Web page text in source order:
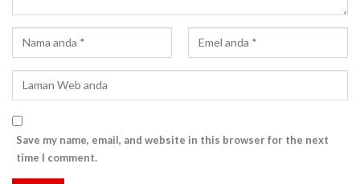
Save my name, email, and website in this browser for the next
time I comment.